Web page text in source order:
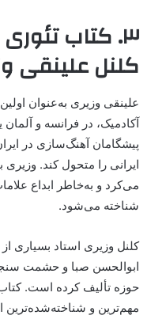
۳. کتاب
کلنل علینقی
علینقی وزیری به‌عنوان
آکادمیک، در فرانسه و
پیشگامان آهنگ‌سازی در
می‌کرد و به‌خاطر ابداع
شناخته می‌شود.
کلنل وزیری استاد بسیاری
ابوالحسن صبا و حشمت
حوزه تألیف کرده است.
مهم‌ترین و شناخته‌شده‌ترین